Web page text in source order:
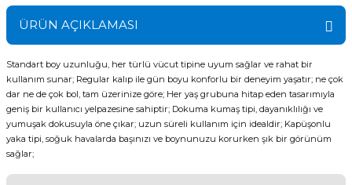
ÜRÜN AÇIKLAMASI
Standart boy uzunluğu, her türlü vücut tipine uyum sağlar ve rahat bir
kullanım sunar; Regular kalıp ile gün boyu konforlu bir deneyim yaşatır; ne çok
dar ne de çok bol, tam üzerinize göre; Her yaş grubuna hitap eden tasarımıyla
geniş bir kullanıcı yelpazesine sahiptir; Dokuma kumaş tipi, dayanıklılığı ve
yumuşak dokusuyla öne çıkar; uzun süreli kullanım için idealdir; Kapüşonlu
yaka tipi, soğuk havalarda başınızı ve boynunuzu korurken şık bir görünüm
sağlar;